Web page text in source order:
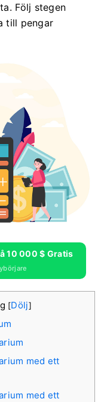
Följ stegen
till pengar
10 000 $ Gratis
[Dölj]
med ett
med ett